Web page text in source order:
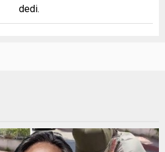
dedi.